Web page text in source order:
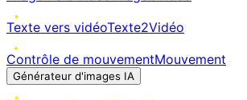
Texte vers vidéoTexte2Vidéo
Contrôle de mouvementMouvement
Générateur d'images IA